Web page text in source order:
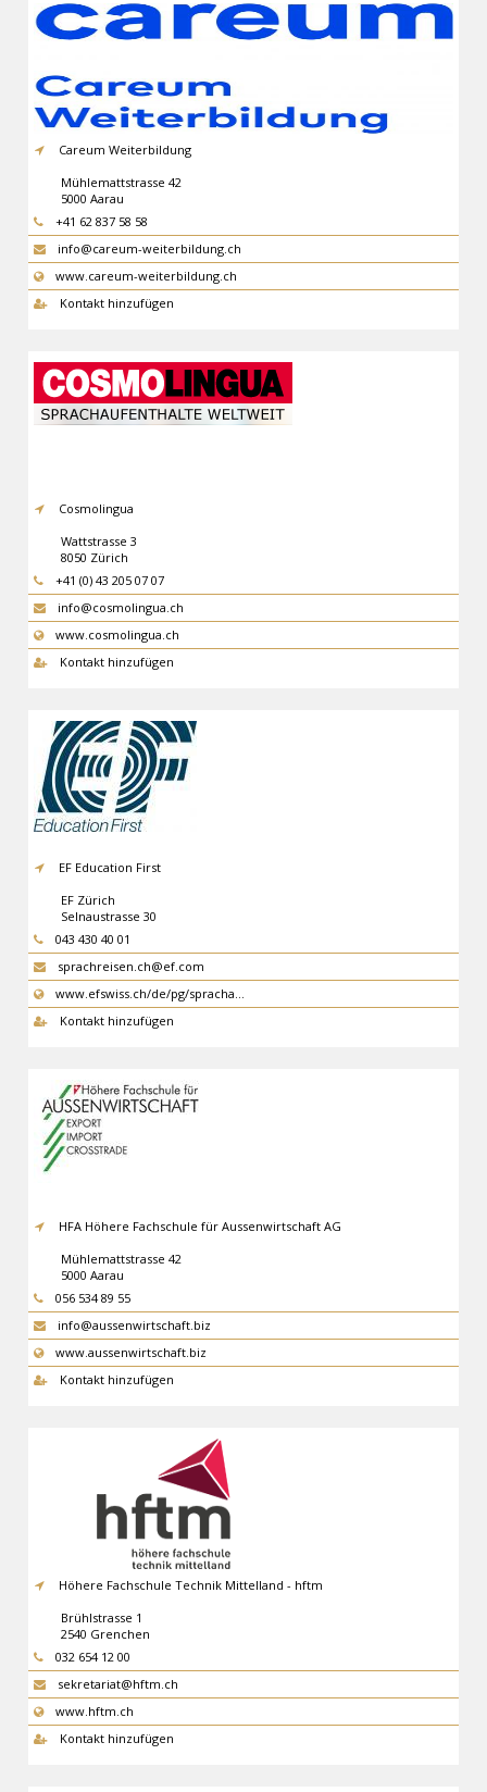
Careum Weiterbildung
Mühlemattstrasse 42
5000 Aarau
+41 62 837 58 58
info@careum-weiterbildung.ch
www.careum-weiterbildung.ch
Kontakt hinzufügen
Cosmolingua
Wattstrasse 3
8050 Zürich
+41 (0) 43 205 07 07
info@cosmolingua.ch
www.cosmolingua.ch
Kontakt hinzufügen
EF Education First
EF Zürich
Selnaustrasse 30
8001 Zürich
043 430 40 01
sprachreisen.ch@ef.com
www.efswiss.ch/de/pg/spracha…
Kontakt hinzufügen
HFA Höhere Fachschule für Aussenwirtschaft AG
Mühlemattstrasse 42
5000 Aarau
056 534 89 55
info@aussenwirtschaft.biz
www.aussenwirtschaft.biz
Kontakt hinzufügen
Höhere Fachschule Technik Mittelland - hftm
Brühlstrasse 1
2540 Grenchen
032 654 12 00
sekretariat@hftm.ch
www.hftm.ch
Kontakt hinzufügen